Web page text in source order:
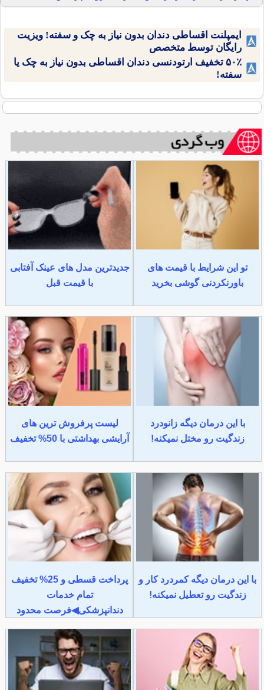
ایمپلنت اقساطی دندان بدون نیاز به چک و سفته! ویزیت
رایگان توسط متخصص
۵۰٪ تخفیف ارتودنسی دندان اقساطی بدون نیاز به چک یا
سفته!
تو این شرایط با قیمت های
باورنکردنی گوشی بخرید
جدیدترین مدل های عینک آفتابی
با قیمت قبل
با این درمان دیگه زانودرد
زندگیت رو مختل نمیکنه!
لیست پرفروش ترین های
آرایشی بهداشتی با 50% تخفیف
با این درمان دیگه کمردرد کار و
زندگیت رو تعطیل نمیکنه!
پرداخت قسطی و 25% تخفیف
تمام خدمات
دندانپزشکی◀فرصت محدود